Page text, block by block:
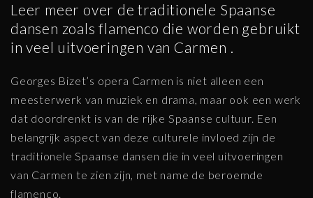
Leer meer over de traditionele Spaanse
dansen zoals flamenco die worden gebruikt
in veel uitvoeringen van Carmen .
Georges Bizet’s opera Carmen is niet alleen een
meesterwerk van muziek en drama, maar ook een werk
dat doordrenkt is van de rijke Spaanse cultuur. Een
belangrijk aspect van deze culturele invloed zijn de
traditionele Spaanse dansen die in veel uitvoeringen
van Carmen te zien zijn, met name de beroemde
flamenco.